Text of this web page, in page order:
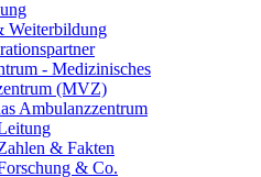
Weiterbildung
- Medizinisches
(MVZ)
Ambulanzzentrum
& Fakten
& Co.